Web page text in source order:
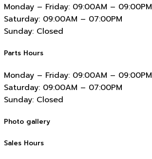
Monday – Friday: 09:00AM – 09:00PM
Saturday: 09:00AM – 07:00PM
Sunday: Closed
Parts Hours
Monday – Friday: 09:00AM – 09:00PM
Saturday: 09:00AM – 07:00PM
Sunday: Closed
Photo gallery
Sales Hours